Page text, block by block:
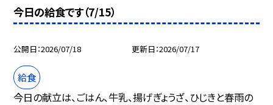
今日の給食です（7/15）
公開日 2026/07/18 更新日 2026/07/17
給食
今日の献立は、ごはん、牛乳、揚げぎょうざ、ひじきと春雨の